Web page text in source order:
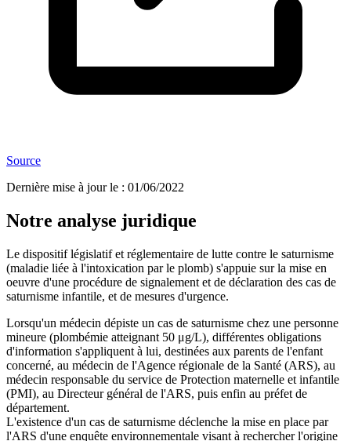
Source
Dernière mise à jour le : 01/06/2022
Notre analyse juridique
Le dispositif législatif et réglementaire de lutte contre le saturnisme
(maladie liée à l'intoxication par le plomb) s'appuie sur la mise en
oeuvre d'une procédure de signalement et de déclaration des cas de
saturnisme infantile, et de mesures d'urgence.
Lorsqu'un médecin dépiste un cas de saturnisme chez une personne
mineure (plombémie atteignant 50 μg/L), différentes obligations
d'information s'appliquent à lui, destinées aux parents de l'enfant
concerné, au médecin de l'Agence régionale de la Santé (ARS), au
médecin responsable du service de Protection maternelle et infantile
(PMI), au Directeur général de l'ARS, puis enfin au préfet de
département.
L'existence d'un cas de saturnisme déclenche la mise en place par
l'ARS d'une enquête environnementale visant à rechercher l'origine